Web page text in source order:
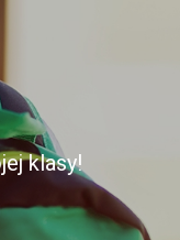
klasy!